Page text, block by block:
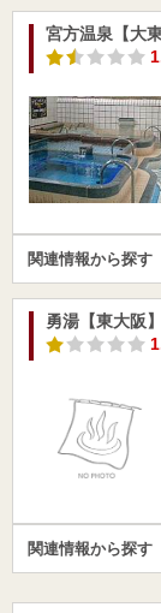
宮方温泉【大東
関連情報から探す
勇湯【東大阪】
関連情報から探す